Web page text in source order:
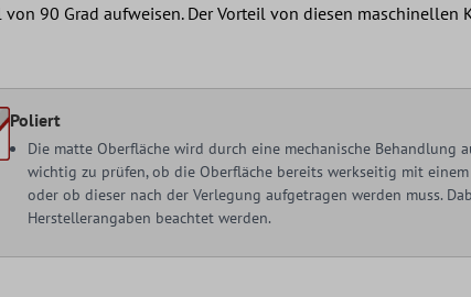
90 Grad aufweisen. Der Vorteil von diesen maschinellen
Poliert
Die matte Oberfläche wird durch eine mechanische Behandlung
wichtig zu prüfen, ob die Oberfläche bereits werkseitig mit
oder ob dieser nach der Verlegung aufgetragen werden muss.
Herstellerangaben beachtet werden.